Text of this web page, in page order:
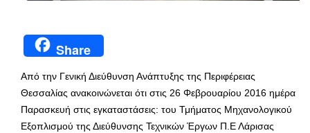
Share
Από την Γενική Διεύθυνση Ανάπτυξης της Περιφέρειας
Θεσσαλίας ανακοινώνεται ότι στις 26 Φεβρουαρίου 2016 ημέρα
Παρασκευή στις εγκαταστάσεις: του Τμήματος Μηχανολογικού
Εξοπλισμού της Διεύθυνσης Τεχνικών Έργων Π.Ε Λάρισας